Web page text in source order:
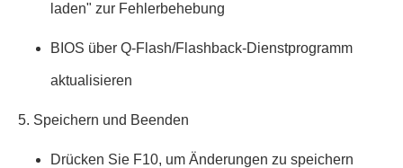
laden" zur Fehlerbehebung
BIOS über Q-Flash/Flashback-Dienstprogramm
aktualisieren
5. Speichern und Beenden
Drücken Sie F10, um Änderungen zu speichern